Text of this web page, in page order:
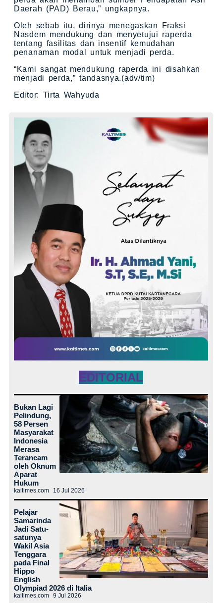
Daerah (PAD) Berau,” ungkapnya.
Oleh sebab itu, dirinya menegaskan Fraksi
Nasdem mendukung dan menyetujui raperda
tentang fasilitas dan insentif kemudahan
penanaman modal untuk menjadi perda.
“Kami sangat mendukung raperda ini disahkan
menjadi perda,” tandasnya.(adv/tim)
Editor: Tirta Wahyuda
EDITORIAL
Bukan Lagi
Pelindung,
58 Persen
Masyarakat
Indonesia
Merasa
Terancam
oleh Oknum
Aparat
Hukum
kaltimes.com 16 Jul 2026
Pelajar
Samarinda
Jadi Satu-
satunya
Wakil Asia
Tenggara
pada Final
Hippo
English
Olympiad 2026 di Italia
kaltimes.com 9 Jul 2026